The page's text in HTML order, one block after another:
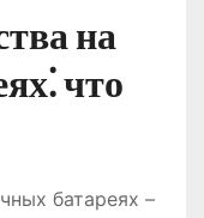
на
что
батареях –